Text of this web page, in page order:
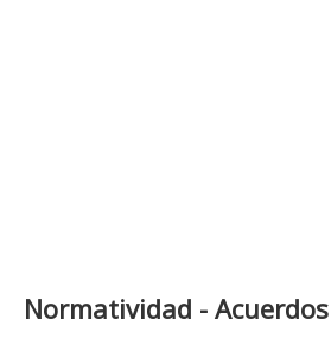
Normatividad - Acuerdos